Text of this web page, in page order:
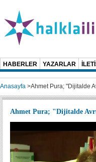
HABERLER YAZARLAR
Anasayfa >Ahmet Pura; "Dijitalde
Ahmet Pura; "Dijitalde